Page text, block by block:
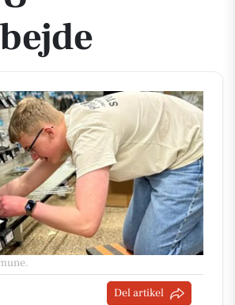
.
Del artikel